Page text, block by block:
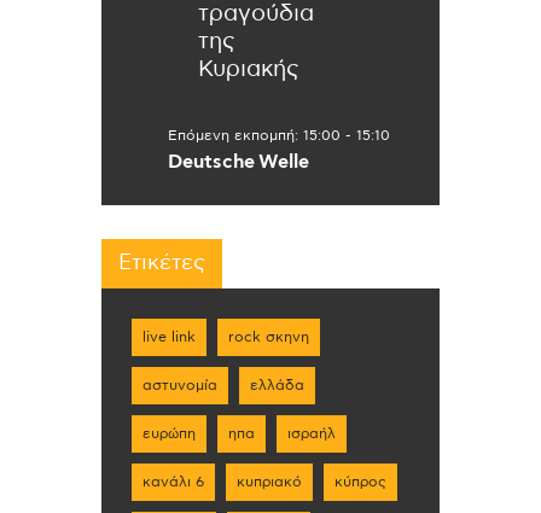
τραγούδια
της
Κυριακής
Επόμενη εκπομπή: 15:00 - 15:10
Deutsche Welle
Ετικέτες
live link rock σκηνη
αστυνομία ελλάδα
ευρώπη ηπα ισραήλ
κανάλι 6 κυπριακό κύπρος